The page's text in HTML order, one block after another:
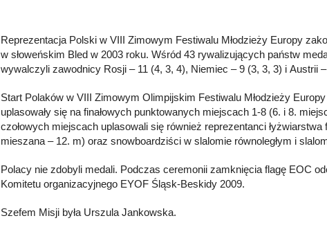
Reprezentacja Polski w VIII Zimowym Festiwalu Młodzieży Europy
w słoweńskim Bled w 2003 roku. Wśród 43 rywalizujących państw
wywalczyli zawodnicy Rosji – 11 (4, 3, 4), Niemiec – 9 (3, 3, 3) i Austrii
Start Polaków w VIII Zimowym Olimpijskim Festiwalu Młodzieży
uplasowały się na finałowych punktowanych miejscach 1-8 (6. i 8.
czołowych miejscach uplasowali się również reprezentanci
mieszana – 12. m) oraz snowboardziści w slalomie równoległym i
Polacy nie zdobyli medali. Podczas ceremonii zamknięcia flagę EOC
Komitetu organizacyjnego EYOF Śląsk-Beskidy 2009.
Szefem Misji była Urszula Jankowska.